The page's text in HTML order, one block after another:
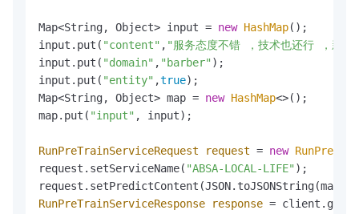
Map<String, Object> input = new HashMap();
input.put( "content" , "服务态度不错 ，技术也还行 ，新开
input.put( "domain" , "barber" );
input.put( "entity" ,true);
Map<String, Object> map = new HashMap<>();
map.put( "input" , input);
RunPreTrainServiceRequest request = new
request.setServiceName( "ABSA-LOCAL-LIFE" );
RunPreTrainServiceResponse response =